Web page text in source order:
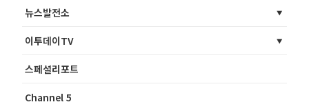
뉴스발전소
이투데이TV
스페셜리포트
Channel 5